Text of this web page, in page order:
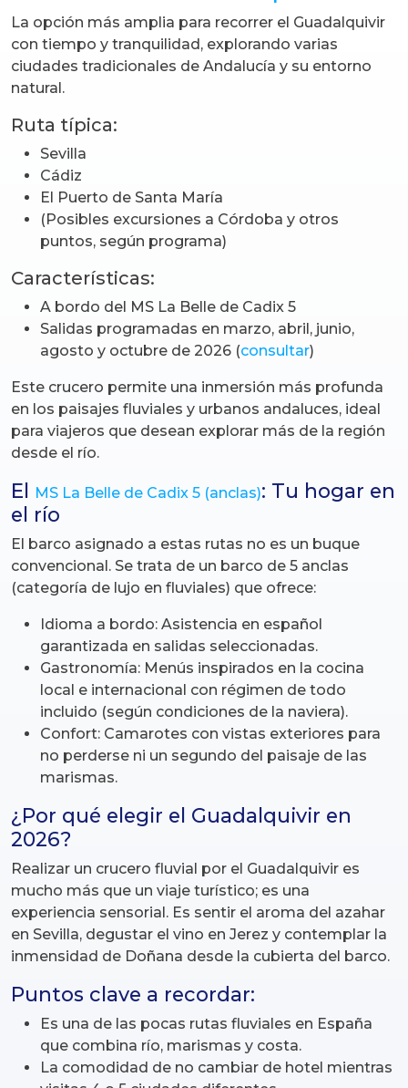
La opción más amplia para recorrer el Guadalquivir
con tiempo y tranquilidad, explorando varias
ciudades tradicionales de Andalucía y su entorno
natural.
Ruta típica:
Sevilla
Cádiz
El Puerto de Santa María
(Posibles excursiones a Córdoba y otros
puntos, según programa)
Características:
A bordo del MS La Belle de Cadix 5
Salidas programadas en marzo, abril, junio,
agosto y octubre de 2026 (consultar)
Este crucero permite una inmersión más profunda
en los paisajes fluviales y urbanos andaluces, ideal
para viajeros que desean explorar más de la región
desde el río.
El MS La Belle de Cadix 5 (anclas): Tu hogar en
el río
El barco asignado a estas rutas no es un buque
convencional. Se trata de un barco de 5 anclas
(categoría de lujo en fluviales) que ofrece:
Idioma a bordo: Asistencia en español
garantizada en salidas seleccionadas.
Gastronomía: Menús inspirados en la cocina
local e internacional con régimen de todo
incluido (según condiciones de la naviera).
Confort: Camarotes con vistas exteriores para
no perderse ni un segundo del paisaje de las
marismas.
¿Por qué elegir el Guadalquivir en
2026?
Realizar un crucero fluvial por el Guadalquivir es
mucho más que un viaje turístico; es una
experiencia sensorial. Es sentir el aroma del azahar
en Sevilla, degustar el vino en Jerez y contemplar la
inmensidad de Doñana desde la cubierta del barco.
Puntos clave a recordar:
Es una de las pocas rutas fluviales en España
que combina río, marismas y costa.
La comodidad de no cambiar de hotel mientras